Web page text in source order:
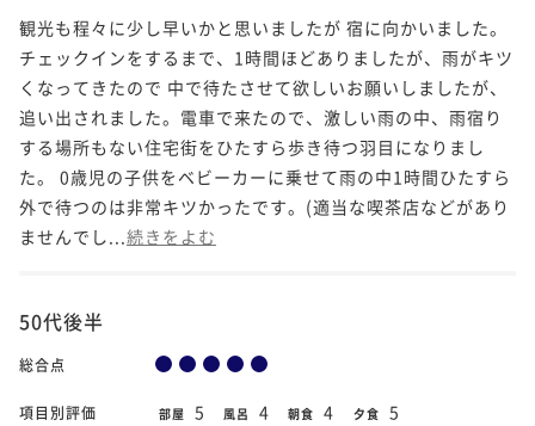
観光も程々に少し早いかと思いましたが 宿に向かいました。
チェックインをするまで、1時間ほどありましたが、雨がキツ
くなってきたので 中で待たさせて欲しいお願いしましたが、
追い出されました。電車で来たので、激しい雨の中、雨宿り
する場所もない住宅街をひたすら歩き待つ羽目になりまし
た。 0歳児の子供をベビーカーに乗せて雨の中1時間ひたすら
外で待つのは非常キツかったです。(適当な喫茶店などがあり
ませんでし... 続きをよむ
50代後半
総合点
項目別評価 部屋 5 風呂 4 朝食 4 夕食 5